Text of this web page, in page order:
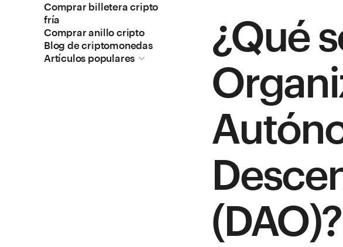
Comprar billetera cripto
fría
Comprar anillo cripto
Blog de criptomonedas
Artículos populares
¿Qué
(DAO)?